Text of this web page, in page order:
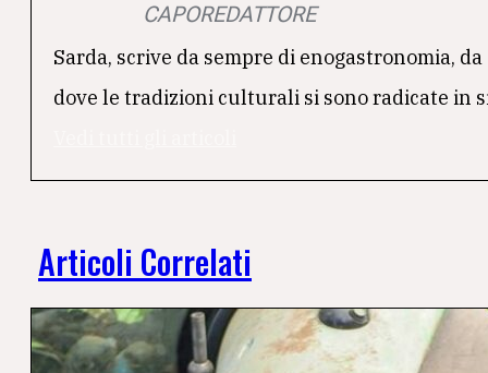
CAPOREDATTORE
Sarda, scrive da sempre di enogastronomia,
dove le tradizioni culturali si sono radicate in
Articoli Correlati